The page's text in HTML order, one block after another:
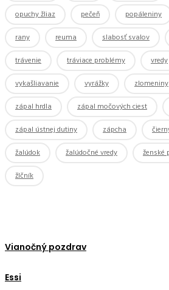
opuchy žliaz
pečeň popáleniny
rany
reuma slabosť svalov
trávenie
tráviace problémy
vredy
vykašliavanie
vyrážky
zlomeniny
zápal hrdla
zápal močových ciest
zápal ústnej dutiny
zápcha
žalúdok
žalúdočné vredy
ženské
žlčník
Vianočný pozdrav
Essi